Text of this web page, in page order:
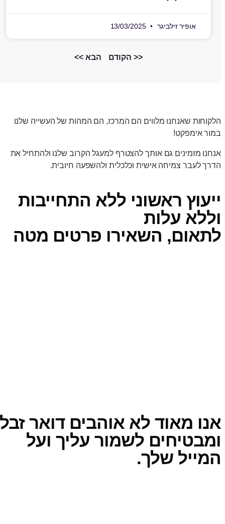
אופיר זילביגר 13/03/2025
<< הקודם הבא >>
הלקוחות שאנחנו מלווים הם המרכז, הם המהות של העשייה שלנו
במור אימפקט!
אנחנו מזמינים גם אותך להצטרף למעגל הקרוב שלנו ולהתחיל את
הדרך לעבר צמיחה אישית וכלכלית ולהשפעה חיובית.
ייעוץ ראשוני ללא התחייבות
וללא עלות
לתאום, השאירו פרטים מטה
אנו מאוד לא אוהבים דואר זבל
ומבטיחים לשמור עליך ועל
המייל שלך.